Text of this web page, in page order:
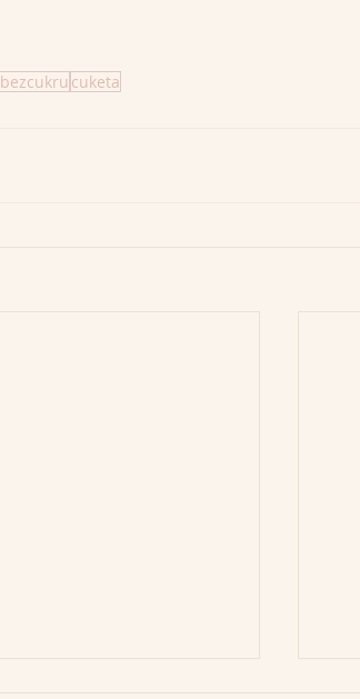
bezcukru cuketa